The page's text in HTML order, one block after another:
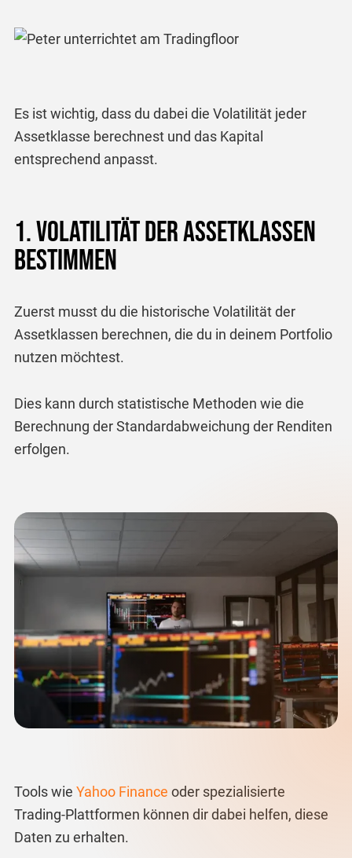
Es ist wichtig, dass du dabei die Volatilität jeder
Assetklasse berechnest und das Kapital
entsprechend anpasst.
1. Volatilität der Assetklassen
bestimmen
Zuerst musst du die historische Volatilität der
Assetklassen berechnen, die du in deinem Portfolio
nutzen möchtest.
Dies kann durch statistische Methoden wie die
Berechnung der Standardabweichung der Renditen
erfolgen.
Tools wieYahoo Finance oder spezialisierte
Trading-Plattformen können dir dabei helfen, diese
Daten zu erhalten.